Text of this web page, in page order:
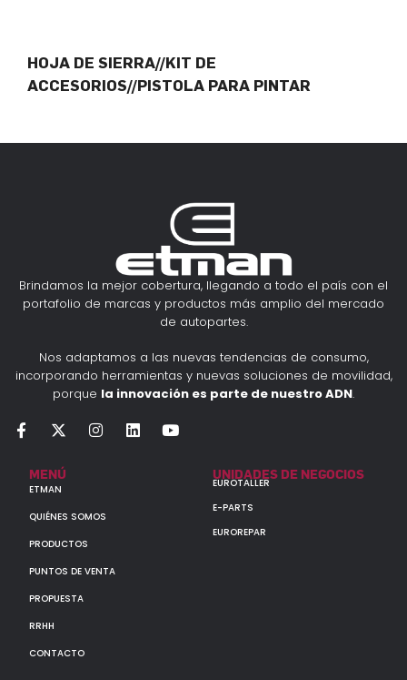
HOJA DE SIERRA//KIT DE
ACCESORIOS//PISTOLA PARA PINTAR
Brindamos la mejor cobertura, llegando a todo el país con el
portafolio de marcas y productos más amplio del mercado
de autopartes.
Nos adaptamos a las nuevas tendencias de consumo,
incorporando herramientas y nuevas soluciones de movilidad,
porque la innovación es parte de nuestro ADN.
MENÚ
ETMAN
QUIÉNES SOMOS
PRODUCTOS
PUNTOS DE VENTA
PROPUESTA
RRHH
CONTACTO
UNIDADES DE NEGOCIOS
EUROTALLER
E-PARTS
EUROREPAR